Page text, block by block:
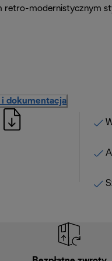
retro-modernistycznym
i dokumentacja